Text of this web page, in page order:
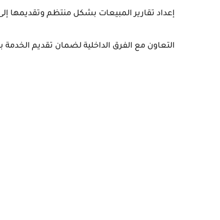
إعداد تقارير المبيعات بشكل منتظم وتقديمها إلى
التعاون مع الفرق الداخلية لضمان تقديم